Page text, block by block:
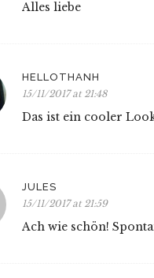
Alles liebe
HELLOTHANH
15/11/2017 at 21:48
Das ist ein cooler
JULES
15/11/2017 at 21:59
Ach wie schön!